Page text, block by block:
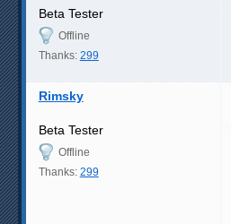
Beta Tester
Offline
Thanks: 299
Rimsky
Beta Tester
Offline
Thanks: 299